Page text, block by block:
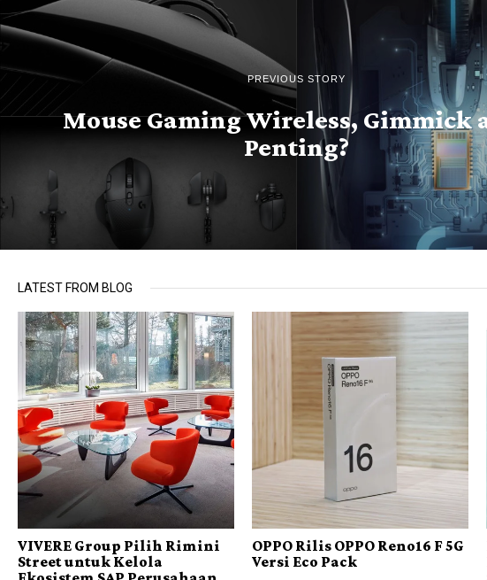
PREVIOUS STORY
Mouse Gaming Wireless, Gimmick
Penting?
LATEST FROM BLOG
VIVERE Group Pilih Rimini
Street untuk Kelola
OPPO Rilis OPPO Reno16 F 5G
Versi Eco Pack